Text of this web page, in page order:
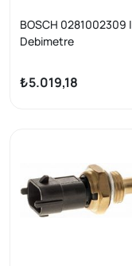
BOSCH 0281002309 |
Debimetre
6 1.9 JTD-2.0 96-10
₺5.019,18